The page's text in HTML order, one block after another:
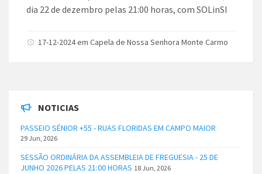
dia 22 de dezembro pelas 21:00 horas, com SOLinSI
17-12-2024 em Capela de Nossa Senhora Monte Carmo
NOTICIAS
PASSEIO SÉNIOR +55 - RUAS FLORIDAS EM CAMPO MAIOR
29 Jun, 2026
SESSÃO ORDINÁRIA DA ASSEMBLEIA DE FREGUESIA - 25 DE
JUNHO 2026 PELAS 21:00 HORAS 18 Jun, 2026